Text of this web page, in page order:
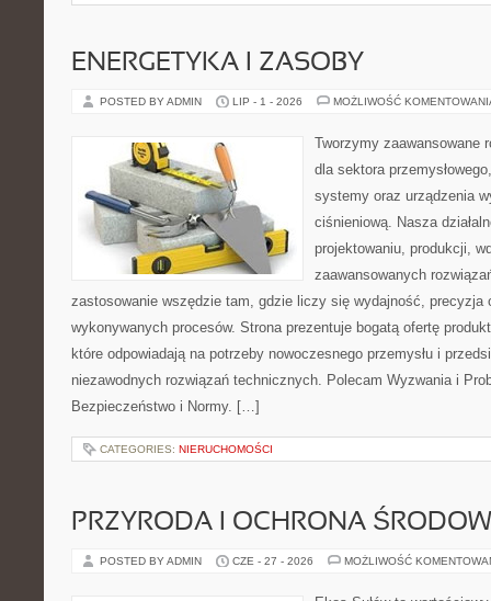
ENERGETYKA I ZASOBY
POSTED BY ADMIN LIP - 1 - 2026 MOŻLIWOŚĆ
Tworzymy zaawansowane
dla sektora
systemy oraz urządzenia
ciśnieniową. Nasza
projektowaniu, produkcji,
zaawansowanych
zastosowanie wszędzie tam, gdzie liczy się wydajność, precyzja
wykonywanych procesów. Strona prezentuje bogatą ofertę
które odpowiadają na potrzeby nowoczesnego przemysłu i
niezawodnych rozwiązań technicznych. Polecam Wyzwania i
Bezpieczeństwo i Normy. […]
CATEGORIES: NIERUCHOMOŚCI
PRZYRODA I OCHRONA
POSTED BY ADMIN CZE - 27 - 2026 MOŻLIWOŚĆ